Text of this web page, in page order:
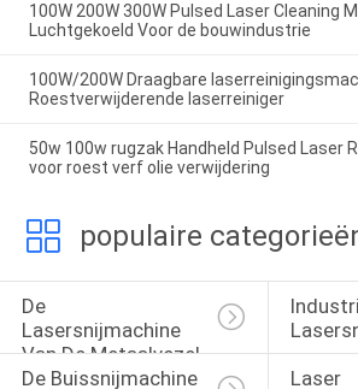
100W 200W 300W Pulsed Laser Cleaning
Luchtgekoeld Voor de bouwindustrie
100W/200W Draagbare
Roestverwijderende laserreiniger
50w 100w rugzak Handheld Pulsed Laser
voor roest verf olie verwijdering
populaire
De
Lasersnijmachine
Van De Metaalvezel
De Buissnijmachine
Laser